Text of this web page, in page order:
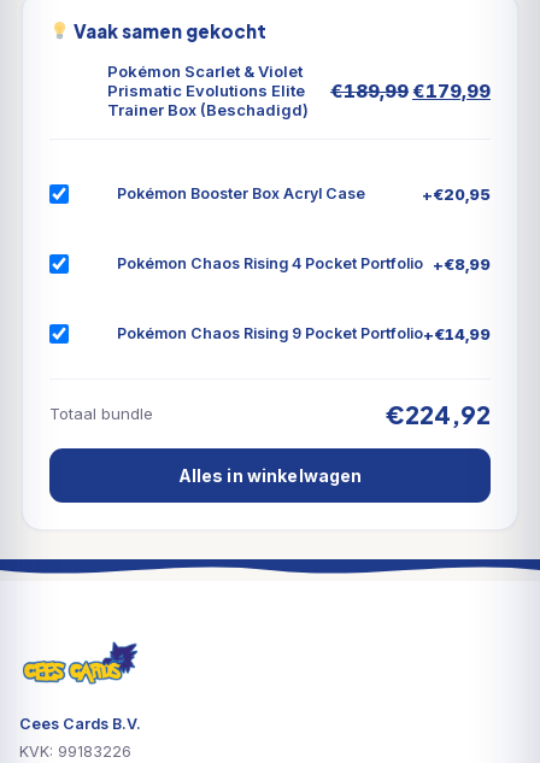
1 competition-legal coin-flip dobbelsteen
2 plastic condition markers
Een collector’s box om alles in te bewaren, met 4
Een codekaart voor Pokémon Trading Card Game
Let op; dit product bevat deuken en/of een
Vaak samen gekocht
Pokémon Scarlet & Violet
Prismatic Evolutions Elite
Trainer Box (Beschadigd)
€189,99€179,99
Pokémon Booster Box Acryl Case +€20,95
Pokémon Chaos Rising 4 Pocket Portfolio +€8,99
Pokémon Chaos Rising 9 Pocket Portfolio+€14,99
Totaal bundle €224,92
Alles in winkelwagen
Cees Cards B.V.
KVK: 99183226